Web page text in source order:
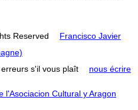
Reserved
Francisco Javier
s'il vous plaît
nous écrire
l'Asociacion Cultural y Aragon